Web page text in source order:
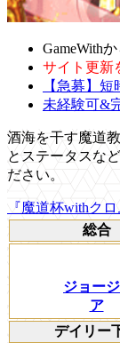
GameWith
サイト更新
【急募】
未経験可&
酒海を干す魔道
とステータスな
ださい。
『魔道杯withク
総合
ジョー
ア
デイリー